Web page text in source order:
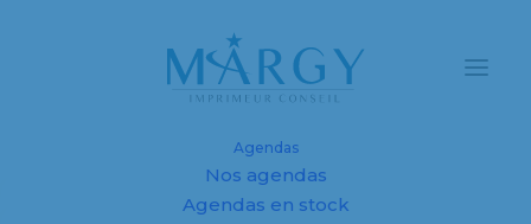
Agendas
Nos agendas
Agendas en stock